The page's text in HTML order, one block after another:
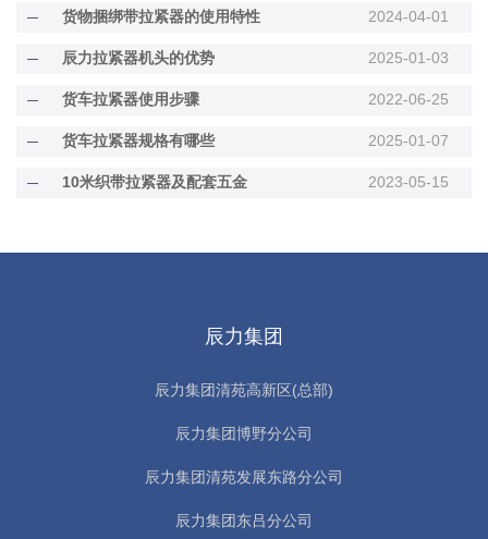
货物捆绑带拉紧器的使用特性 2024-04-01
辰力拉紧器机头的优势 2025-01-03
货车拉紧器使用步骤 2022-06-25
货车拉紧器规格有哪些 2025-01-07
10米织带拉紧器及配套五金 2023-05-15
辰力集团
辰力集团清苑高新区(总部)
辰力集团博野分公司
辰力集团清苑发展东路分公司
辰力集团东吕分公司